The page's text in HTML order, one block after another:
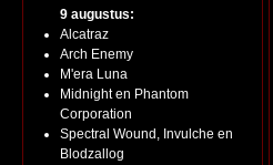
9 augustus:
Alcatraz
Arch Enemy
M'era Luna
Midnight en Phantom
Corporation
Spectral Wound, Invulche en
Blodzallog